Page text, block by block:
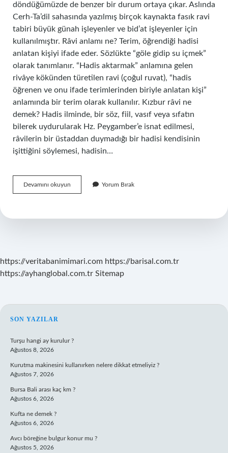
döndüğümüzde de benzer bir durum ortaya çıkar. Aslında
Cerh-Ta’dil sahasında yazılmış birçok kaynakta fasık ravi
tabiri büyük günah işleyenler ve bid’at işleyenler için
kullanılmıştır. Râvi anlamı ne? Terim, öğrendiği hadisi
anlatan kişiyi ifade eder. Sözlükte “göle gidip su içmek”
olarak tanımlanır. “Hadis aktarmak” anlamına gelen
rivâye kökünden türetilen ravi (çoğul ruvat), “hadis
öğrenen ve onu ifade terimlerinden biriyle anlatan kişi”
anlamında bir terim olarak kullanılır. Kızbur râvi ne
demek? Hadis ilminde, bir söz, fiil, vasıf veya sıfatın
bilerek uydurularak Hz. Peygamber’e isnat edilmesi,
râvilerin bir üstaddan duymadığı bir hadisi kendisinin
işittiğini söylemesi, hadisin…
Devamını okuyun
Râvi
Yorum Bırak
https://veritabanimimari.com https://barisal.com.tr
https://ayhanglobal.com.tr Sitemap
SIDEBAR
SON YAZILAR
Turşu hangi ay kurulur ?
Ağustos 8, 2026
Kurutma makinesini kullanırken nelere dikkat etmeliyiz ?
Ağustos 7, 2026
Bursa Bali arası kaç km ?
Ağustos 6, 2026
Kufta ne demek ?
Ağustos 6, 2026
Avcı böreğine bulgur konur mu ?
Ağustos 5, 2026